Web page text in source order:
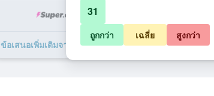
ข้อเสนอเพิ่มเติมจาก Premier Inn Epsom South 4 รายการ
31
ถูกกว่า เฉลี่ย สูงกว่า